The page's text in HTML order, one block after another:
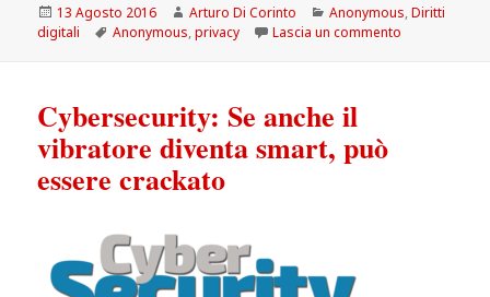
Scritto
il
13 Agosto 2016 Autore
Arturo Di Corinto Categorie
Anonymous,Diritti
digitali
Tag
Anonymous,privacy Lascia un commento
Cybersecurity: Se anche il
vibratore diventa smart, può
essere crackato